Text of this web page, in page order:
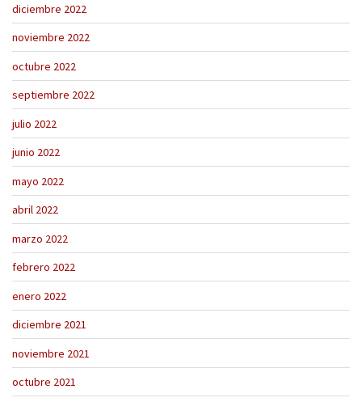
diciembre 2022
noviembre 2022
octubre 2022
septiembre 2022
julio 2022
junio 2022
mayo 2022
abril 2022
marzo 2022
febrero 2022
enero 2022
diciembre 2021
noviembre 2021
octubre 2021